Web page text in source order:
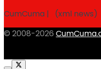
CumCuma | (xml news)
© 2008-2026